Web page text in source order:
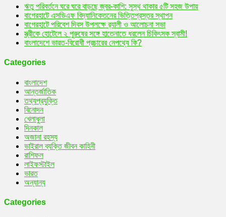
ঋতু পরিবর্তনে ঘরে ঘরে বাড়ছে জ্বর-কাশি: সুস্থ থাকার ৫টি সহজ উপায়
বাগেরহাটে এসডিএফ বিদ্যানিকেতনের ভিত্তিপ্রস্তর স্থাপন
বাগেরহাটে পরিবেশ দিবস উপলক্ষে র‌্যালী ও আলোচনা সভা
স্ত্রীকে হোটেলে ২ পুরুষের সঙ্গে হাতেনাতে ধরলেন চিকিৎসক স্বামী!
বাংলাদেশে ভারত-বিরোধী প্রচারের নেপথ্যে কি?
Categories
বাংলাদেশ
আন্তর্জাতিক
তথ্যপ্রযুক্তি
বিনোদন
খেলাধুলা
দিনকাল
অজানা রহস্য
ভাইরাল ব্যক্তি জীবন কাহিনী
রাশিফল
লাইফস্টাইল
ভারত
অন্যান্য
Categories